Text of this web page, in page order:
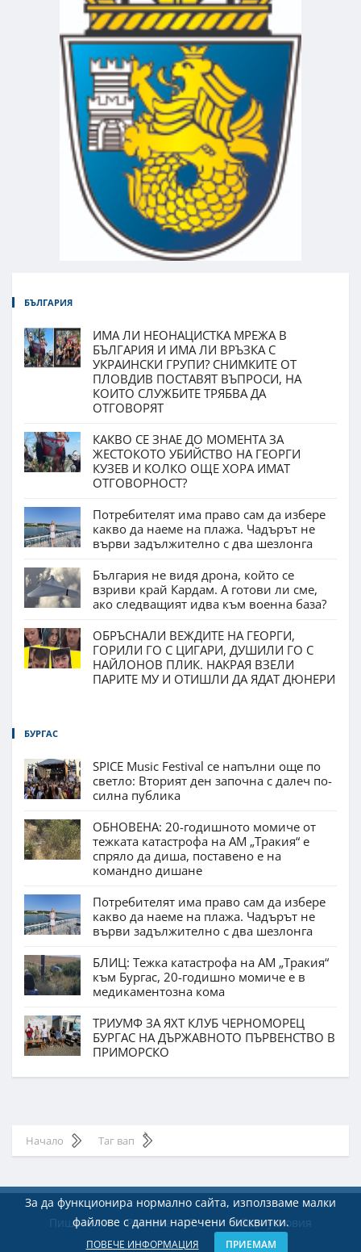
БЪЛГАРИЯ
ИМА ЛИ НЕОНАЦИСТКА МРЕЖА В
БЪЛГАРИЯ И ИМА ЛИ ВРЪЗКА С
УКРАИНСКИ ГРУПИ? СНИМКИТЕ ОТ
ПЛОВДИВ ПОСТАВЯТ ВЪПРОСИ, НА
КОИТО СЛУЖБИТЕ ТРЯБВА ДА
ОТГОВОРЯТ
КАКВО СЕ ЗНАЕ ДО МОМЕНТА ЗА
ЖЕСТОКОТО УБИЙСТВО НА ГЕОРГИ
КУЗЕВ И КОЛКО ОЩЕ ХОРА ИМАТ
ОТГОВОРНОСТ?
Потребителят има право сам да избере
какво да наеме на плажа. Чадърът не
върви задължително с два шезлонга
България не видя дрона, който се
взриви край Кардам. А готови ли сме,
ако следващият идва към военна база?
ОБРЪСНАЛИ ВЕЖДИТЕ НА ГЕОРГИ,
ГОРИЛИ ГО С ЦИГАРИ, ДУШИЛИ ГО С
НАЙЛОНОВ ПЛИК. НАКРАЯ ВЗЕЛИ
ПАРИТЕ МУ И ОТИШЛИ ДА ЯДАТ ДЮНЕРИ
БУРГАС
SPICE Music Festival се напълни още по
светло: Вторият ден започна с далеч по-
силна публика
ОБНОВЕНА: 20-годишното момиче от
тежката катастрофа на АМ „Тракия“ е
спряло да диша, поставено е на
командно дишане
Потребителят има право сам да избере
какво да наеме на плажа. Чадърът не
върви задължително с два шезлонга
БЛИЦ: Тежка катастрофа на АМ „Тракия“
към Бургас, 20-годишно момиче е в
медикаментозна кома
ТРИУМФ ЗА ЯХТ КЛУБ ЧЕРНОМОРЕЦ
БУРГАС НА ДЪРЖАВНОТО ПЪРВЕНСТВО В
ПРИМОРСКО
Начало Таг вап
За да функционира нормално сайта, използваме малки
файлове с данни наречени бисквитки.
ПОВЕЧЕ ИНФОРМАЦИЯ ПРИЕМАМ
Пишете ни Реклама Екип Общи условия